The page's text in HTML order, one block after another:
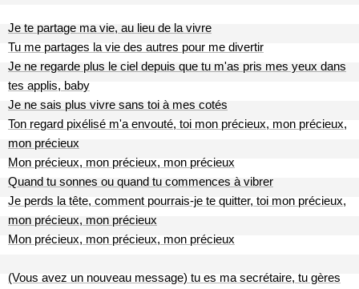
Je te partage ma vie, au lieu de la vivre
Tu me partages la vie des autres pour me divertir
Je ne regarde plus le ciel depuis que tu m'as pris mes yeux dans
tes applis, baby
Je ne sais plus vivre sans toi à mes cotés
Ton regard pixélisé m'a envouté, toi mon précieux, mon précieux,
mon précieux
Mon précieux, mon précieux, mon précieux
Quand tu sonnes ou quand tu commences à vibrer
Je perds la tête, comment pourrais-je te quitter, toi mon précieux,
mon précieux, mon précieux
Mon précieux, mon précieux, mon précieux
(Vous avez un nouveau message) tu es ma secrétaire, tu gères